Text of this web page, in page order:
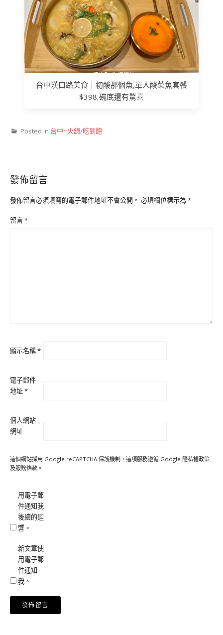
台中漢口路美食｜初酸那個魚,單人酸菜魚套餐
$398,碗底還有驚喜
Posted in 台中~火鍋/吃到飽
發佈留言
發佈留言必須填寫的電子郵件地址不會公開。 必填欄位標示為*
留言*
顯示名稱*
電子郵件
地址*
個人網站
網址
這個網站採用 Google reCAPTCHA 保護機制，這項服務遵循 Google 隱私權政策
及服務條款 。
用電子郵
件通知我
後續的迴
響。
新文章使
用電子郵
件通知
我。